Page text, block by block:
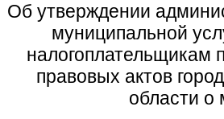
Об утверждении
муниципальной
налогоплательщикам
правовых актов
области о